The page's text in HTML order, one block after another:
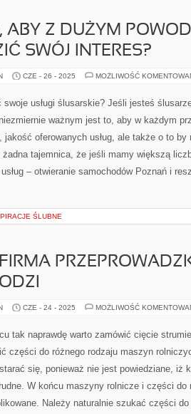
ABY Z DUŻYM
SWÓJ INTERES?
CZE - 26 - 2025 MOŻLIWOŚĆ
swoje usługi ślusarskie? Jeśli jesteś
ważnym jest to, aby w każdym
jakość oferowanych usług, ale także o to
tajemnica, że jeśli mamy większą
– otwieranie samochodów Poznań i
ŚLUBNE
CZE - 24 - 2025 MOŻLIWOŚĆ
tak naprawdę warto zamówić cięcie
części do różnego rodzaju maszyn
się, ponieważ nie jest powiedziane, iż
W końcu maszyny rolnicze i części do
Należy naturalnie szukać części